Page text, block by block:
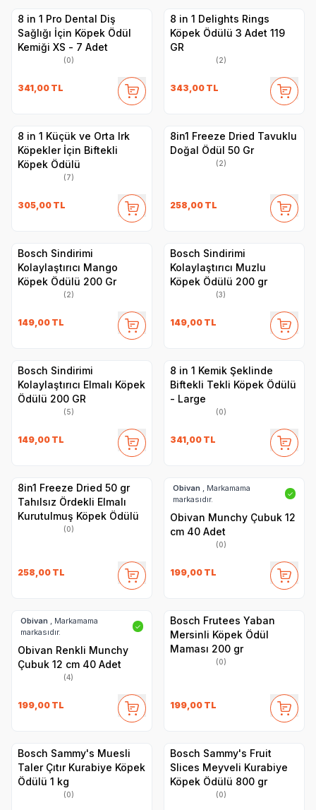
8 in 1 Pro Dental Diş
Sağlığı İçin Köpek Ödül
Kemiği XS - 7 Adet
(0)
341,00 TL
8 in 1 Delights Rings
Köpek Ödülü 3 Adet 119
GR
(2)
343,00 TL
8 in 1 Küçük ve Orta Irk
Köpekler İçin Biftekli
Köpek Ödülü
(7)
305,00 TL
8in1 Freeze Dried Tavuklu
Doğal Ödül 50 Gr
(2)
258,00 TL
Bosch Sindirimi
Kolaylaştırıcı Mango
Köpek Ödülü 200 Gr
(2)
149,00 TL
Bosch Sindirimi
Kolaylaştırıcı Muzlu
Köpek Ödülü 200 gr
(3)
149,00 TL
Bosch Sindirimi
Kolaylaştırıcı Elmalı Köpek
Ödülü 200 GR
(5)
149,00 TL
8 in 1 Kemik Şeklinde
Biftekli Tekli Köpek Ödülü
- Large
(0)
341,00 TL
8in1 Freeze Dried 50 gr
Tahılsız Ördekli Elmalı
Kurutulmuş Köpek Ödülü
(0)
258,00 TL
Obivan , Markamama
markasıdır.
✓
Obivan Munchy Çubuk 12
cm 40 Adet
(0)
199,00 TL
Obivan , Markamama
markasıdır.
✓
Obivan Renkli Munchy
Çubuk 12 cm 40 Adet
(4)
199,00 TL
Bosch Frutees Yaban
Mersinli Köpek Ödül
Maması 200 gr
(0)
199,00 TL
Bosch Sammy's Muesli
Taler Çıtır Kurabiye Köpek
Ödülü 1 kg
(0)
Bosch Sammy's Fruit
Slices Meyveli Kurabiye
Köpek Ödülü 800 gr
(0)